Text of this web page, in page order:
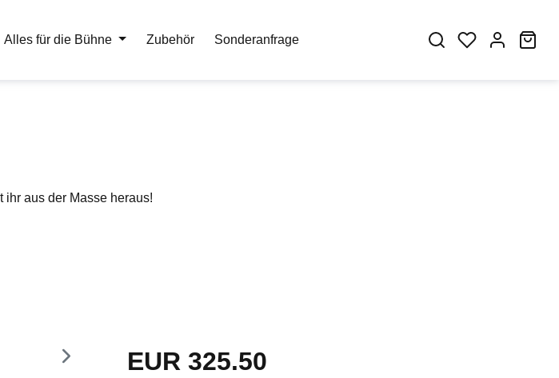
Alles für die Bühne Zubehör Sonderanfrage
aus der Masse heraus!
Regulärer Preis:
EUR 325.50